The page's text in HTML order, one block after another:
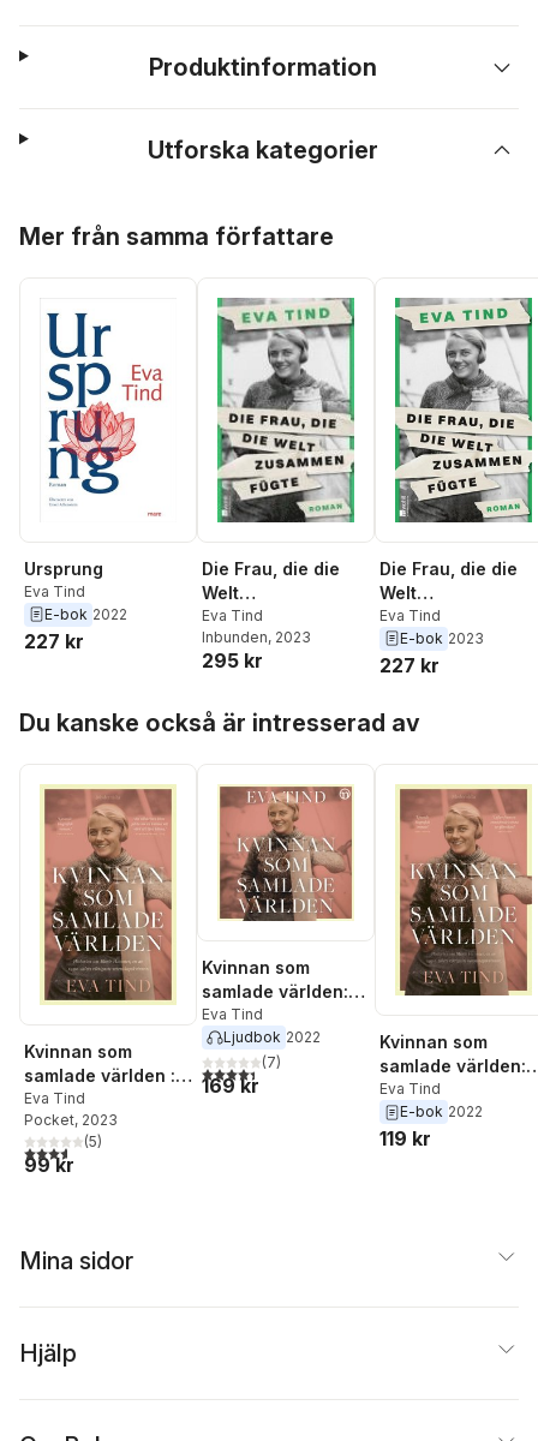
Produktinformation
Utforska kategorier
Mer från samma författare
Ursprung
Eva Tind
E-bok 2022
227 kr
Die Frau, die die
Welt
zusammenfügte
Eva Tind
Inbunden, 2023
295 kr
Die Frau, die die
Welt
zusammenfügte
Eva Tind
E-bok 2023
227 kr
Du kanske också är intresserad av
Kvinnan som
samlade världen :
historien om Marie
Hammer
Eva Tind
Pocket, 2023
3,6utav 5 stjärnor. Totalt antal röster:
(5)
99 kr
Kvinnan som
samlade världen:
historien om Marie
Hammer
Eva Tind
Ljudbok 2022
4,4utav 5 stjärnor. Totalt antal röster:
(7)
169 kr
Kvinnan som
samlade världen:
historien om Marie
Hammer
Eva Tind
E-bok 2022
119 kr
Mina sidor
Hjälp